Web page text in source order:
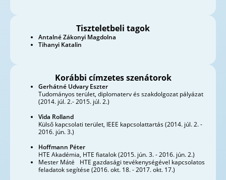
Tiszteletbeli tagok
Antalné Zákonyi Magdolna
Tihanyi Katalin
Korábbi címzetes szenátorok
Gerhátné Udvary Eszter
Tudományos terület, diplomaterv és szakdolgozat pályázat
(2014. júl. 2.- 2015. júl. 2.)
Vida Rolland
Külső kapcsolati terület, IEEE kapcsolattartás (2014. júl. 2. -
2016. jún. 3.)
Hoffmann Péter
HTE Akadémia, HTE fiatalok (2015. jún. 3. - 2016. jún. 2.)
Mester Máté HTE gazdasági tevékenységével kapcsolatos
feladatok segítése (2016. okt. 18. - 2017. okt. 17.)